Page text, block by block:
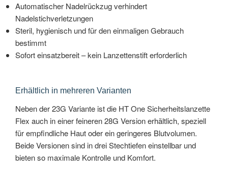
Automatischer Nadelrückzug verhindert
Nadelstichverletzungen
Steril, hygienisch und für den einmaligen Gebrauch
bestimmt
Sofort einsatzbereit – kein Lanzettenstift erforderlich
Erhältlich in mehreren Varianten
Neben der 23G Variante ist die HT One Sicherheitslanzette
Flex auch in einer feineren 28G Version erhältlich, speziell
für empfindliche Haut oder ein geringeres Blutvolumen.
Beide Versionen sind in drei Stechtiefen einstellbar und
bieten so maximale Kontrolle und Komfort.